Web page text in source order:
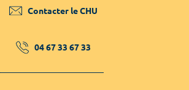
Contacter le CHU
04 67 33 67 33